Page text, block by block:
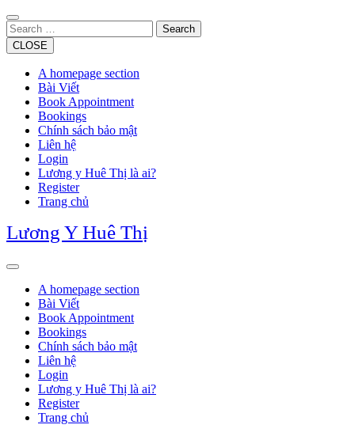
Skip
to
content
Search
CLOSE
A homepage section
Bài Viết
Book Appointment
Bookings
Chính sách bảo mật
Liên hệ
Login
Lương y Huê Thị là ai?
Register
Trang chủ
Lương Y Huê Thị
Open
ButtonA homepage section
Bài Viết
Book Appointment
Bookings
Chính sách bảo mật
Liên hệ
Login
Lương y Huê Thị là ai?
Register
Trang chủ